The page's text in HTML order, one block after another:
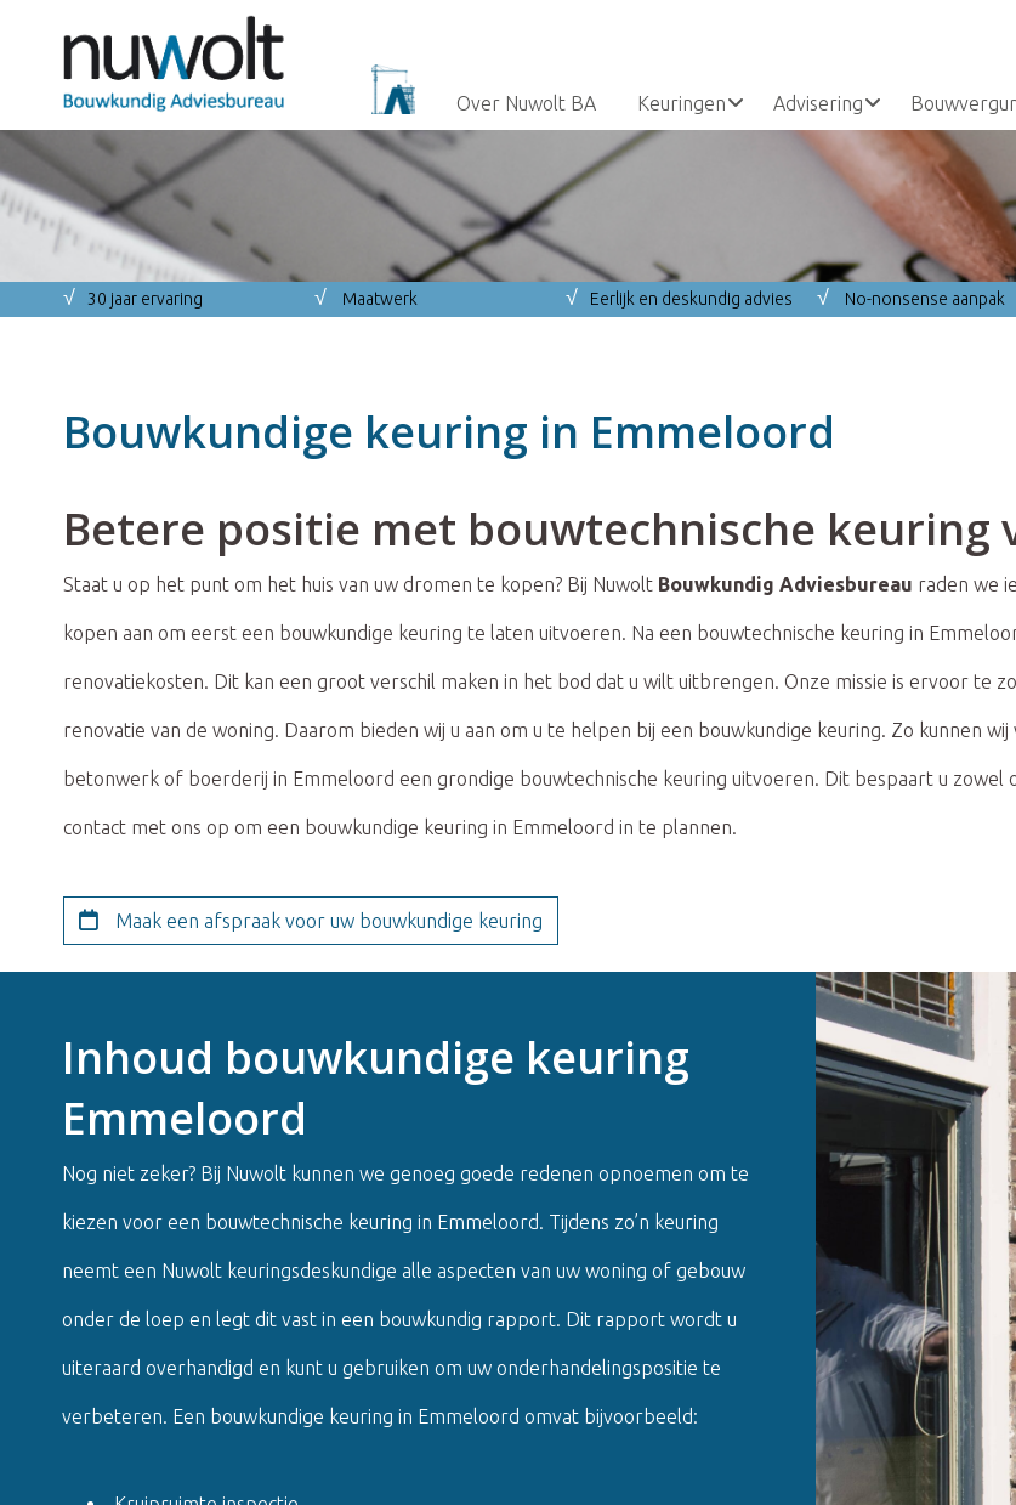
Over Nuwolt BA Keuringen Advisering
√ 30 jaar ervaring √ Maatwerk √ Eerlijk en deskundig advies √ No-nonsense aanpak
Bouwkundige keuring in Emmeloord
Betere positie met bouwtechnische keuring
Staat u op het punt om het huis van uw dromen te kopen? Bij Nuwolt Bouwkundig Adviesbureau raden we
kopen aan om eerst een bouwkundige keuring te laten uitvoeren. Na een bouwtechnische keuring in
renovatiekosten. Dit kan een groot verschil maken in het bod dat u wilt uitbrengen. Onze missie is ervoor te
renovatie van de woning. Daarom bieden wij u aan om u te helpen bij een bouwkundige keuring. Zo kunnen
betonwerk of boerderij in Emmeloord een grondige bouwtechnische keuring uitvoeren. Dit bespaart u
contact met ons op om een ​​bouwkundige keuring in Emmeloord in te plannen.
Maak een afspraak voor uw bouwkundige keuring
Inhoud bouwkundige keuring
Emmeloord
Nog niet zeker? Bij Nuwolt kunnen we genoeg goede redenen opnoemen om te
kiezen voor een bouwtechnische keuring in Emmeloord. Tijdens zo’n keuring
neemt een Nuwolt keuringsdeskundige alle aspecten van uw woning of gebouw
onder de loep en legt dit vast in een bouwkundig rapport. Dit rapport wordt u
uiteraard overhandigd en kunt u gebruiken om uw onderhandelingspositie te
verbeteren. Een bouwkundige keuring in Emmeloord omvat bijvoorbeeld: